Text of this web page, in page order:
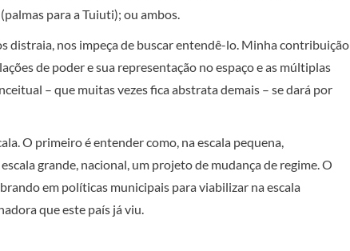
para a Tuiuti); ou ambos.
distraia, nos impeça de buscar entendê-lo. Minha contribuição
de poder e sua representação no espaço e as múltiplas
– que muitas vezes fica abstrata demais – se dará por
O primeiro é entender como, na escala pequena,
grande, nacional, um projeto de mudança de regime. O
em políticas municipais para viabilizar na escala
que este país já viu.